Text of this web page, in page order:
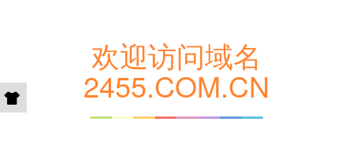
欢迎访问域名
2455.COM.CN